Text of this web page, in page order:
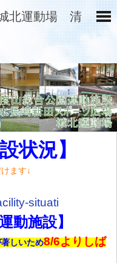
北運動場 清
状況】
ます↓
situati
動施設】
しいため8/6よりしば